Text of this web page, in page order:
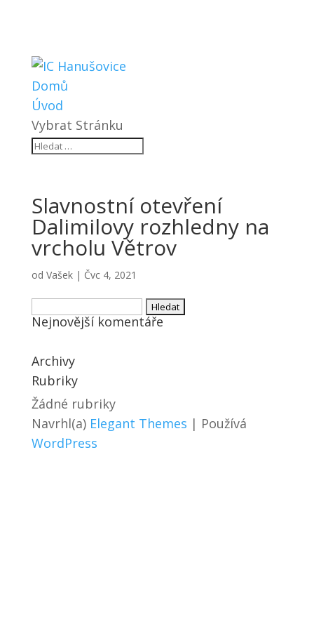
Domů
Úvod
Vybrat Stránku
Slavnostní otevření
Dalimilovy rozhledny na
vrcholu Větrov
od Vašek| Čvc 4, 2021
Vyhledávání
Nejnovější komentáře
Archivy
Rubriky
Žádné rubriky
Navrhl(a) Elegant Themes | Používá
WordPress